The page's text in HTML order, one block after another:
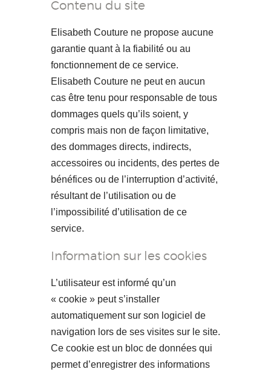
Contenu du site
Elisabeth Couture ne propose aucune
garantie quant à la fiabilité ou au
fonctionnement de ce service.
Elisabeth Couture ne peut en aucun
cas être tenu pour responsable de tous
dommages quels qu’ils soient, y
compris mais non de façon limitative,
des dommages directs, indirects,
accessoires ou incidents, des pertes de
bénéfices ou de l’interruption d’activité,
résultant de l’utilisation ou de
l’impossibilité d’utilisation de ce
service.
Information sur les cookies
L’utilisateur est informé qu’un
« cookie » peut s’installer
automatiquement sur son logiciel de
navigation lors de ses visites sur le site.
Ce cookie est un bloc de données qui
permet d’enregistrer des informations